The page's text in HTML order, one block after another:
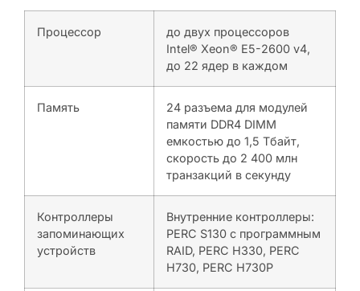
Процессор
до двух процессоров
Intel® Xeon® E5-2600 v4,
до 22 ядер в каждом
Память
24 разъема для модулей
памяти DDR4 DIMM
емкостью до 1,5 Тбайт,
скорость до 2 400 млн
транзакций в секунду
Контроллеры
запоминающих
устройств
Внутренние контроллеры:
PERC S130 с программным
RAID, PERC H330, PERC
H730, PERC H730P